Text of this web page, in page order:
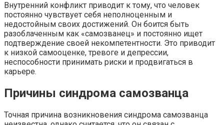
Внутренний конфликт приводит к тому, что человек
постоянно чувствует себя неполноценным и
недостойным своих достижений. Он боится быть
разоблаченным как «самозванец» и постоянно ищет
подтверждение своей некомпетентности. Это приводит
к низкой самооценке, тревоге и депрессии,
неспособности принимать риски и продвигаться в
карьере.
Причины синдрома самозванца
Точная причина возникновения синдрома самозванца